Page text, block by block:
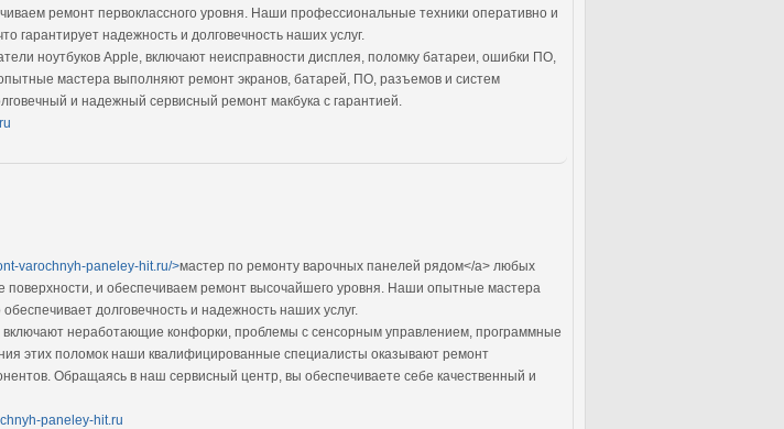
ремонт первоклассного уровня. Наши профессиональные техники оперативно и
гарантирует надежность и долговечность наших услуг.
ноутбуков Apple, включают неисправности дисплея, поломку батареи, ошибки ПО,
мастера выполняют ремонт экранов, батарей, ПО, разъемов и систем
и надежный сервисный ремонт макбука с гарантией.
varochnyh-paneley-hit.ru/>мастер по ремонту варочных панелей рядом</a> любых
и обеспечиваем ремонт высочайшего уровня. Наши опытные мастера
долговечность и надежность наших услуг.
неработающие конфорки, проблемы с сенсорным управлением, программные
этих поломок наши квалифицированные специалисты оказывают ремонт
Обращаясь в наш сервисный центр, вы обеспечиваете себе качественный и
paneley-hit.ru